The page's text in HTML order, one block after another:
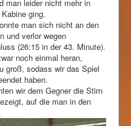
man leider nicht mehr in
ging.
man sich nicht an den
und verlor wegen
(26:15 in der 43. Minute).
noch einmal heran,
groß, sodass wir das Spiel
haben.
wir dem Gegner die Stirn
auf die man in den